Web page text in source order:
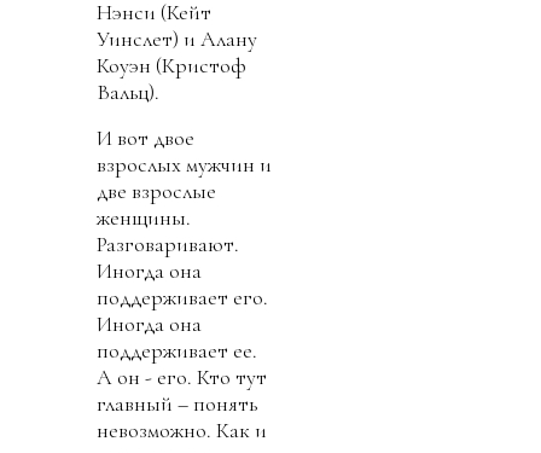
Нэнси (Кейт
Уинслет) и Алану
Коуэн (Кристоф
Вальц).
И вот двое
взрослых мужчин и
две взрослые
женщины.
Разговаривают.
Иногда она
поддерживает его.
Иногда она
поддерживает ее.
А он - его. Кто тут
главный – понять
невозможно. Как и